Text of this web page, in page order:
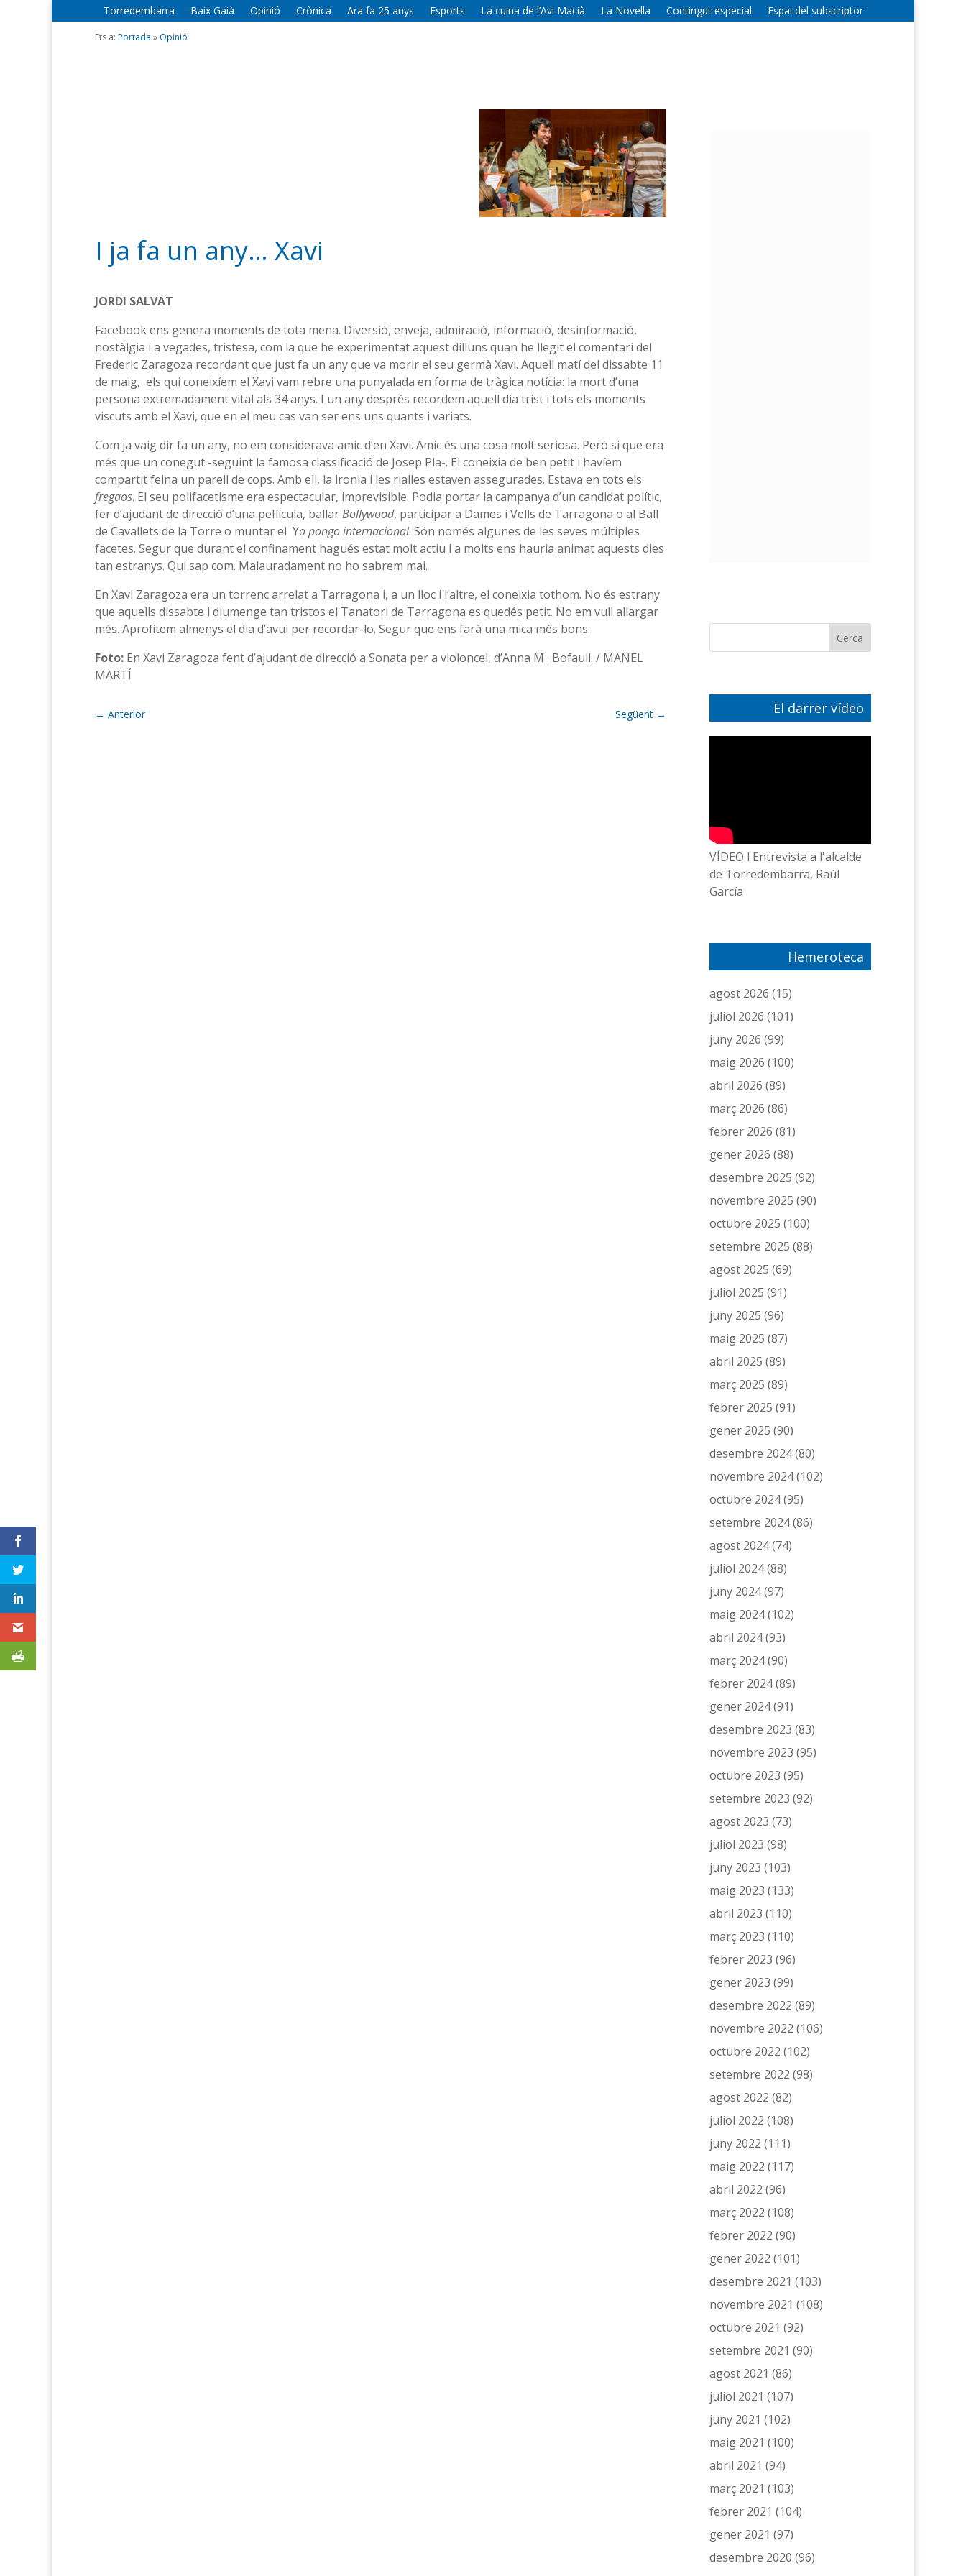
Torredembarra Baix Gaià Opinió Crònica Ara fa 25 anys Esports La cuina de l’Avi Macià La Novel·la Contingut especial Espai del subscriptor
Ets a: Portada » Opinió
I ja fa un any… Xavi
JORDI SALVAT
Facebook ens genera moments de tota mena. Diversió, enveja, admiració, informació, desinformació,
nostàlgia i a vegades, tristesa, com la que he experimentat aquest dilluns quan he llegit el comentari del
Frederic Zaragoza recordant que just fa un any que va morir el seu germà Xavi. Aquell matí del dissabte 11
de maig, els qui coneixíem el Xavi vam rebre una punyalada en forma de tràgica notícia: la mort d’una
persona extremadament vital als 34 anys. I un any després recordem aquell dia trist i tots els moments
viscuts amb el Xavi, que en el meu cas van ser ens uns quants i variats.
Com ja vaig dir fa un any, no em considerava amic d’en Xavi. Amic és una cosa molt seriosa. Però si que era
més que un conegut -seguint la famosa classificació de Josep Pla-. El coneixia de ben petit i havíem
compartit feina un parell de cops. Amb ell, la ironia i les rialles estaven assegurades. Estava en tots els
fregaos. El seu polifacetisme era espectacular, imprevisible. Podia portar la campanya d’un candidat polític,
fer d’ajudant de direcció d’una pel·lícula, ballarBollywood, participar a Dames i Vells de Tarragona o al Ball
de Cavallets de la Torre o muntar el Yo pongo internacional. Són només algunes de les seves múltiples
facetes. Segur que durant el confinament hagués estat molt actiu i a molts ens hauria animat aquests dies
tan estranys. Qui sap com. Malauradament no ho sabrem mai.
En Xavi Zaragoza era un torrenc arrelat a Tarragona i, a un lloc i l’altre, el coneixia tothom. No és estrany
que aquells dissabte i diumenge tan tristos el Tanatori de Tarragona es quedés petit. No em vull allargar
més. Aprofitem almenys el dia d’avui per recordar-lo. Segur que ens farà una mica més bons.
Foto: En Xavi Zaragoza fent d’ajudant de direcció a Sonata per a violoncel, d’Anna M . Bofaull. / MANEL
MARTÍ
← Anterior Següent → El darrer vídeo
VÍDEO l Entrevista a l'alcalde
de Torredembarra, Raúl
García
Hemeroteca
agost 2026 (15)
juliol 2026 (101)
juny 2026 (99)
maig 2026 (100)
abril 2026 (89)
març 2026 (86)
febrer 2026 (81)
gener 2026 (88)
desembre 2025 (92)
novembre 2025 (90)
octubre 2025 (100)
setembre 2025 (88)
agost 2025 (69)
juliol 2025 (91)
juny 2025 (96)
maig 2025 (87)
abril 2025 (89)
març 2025 (89)
febrer 2025 (91)
gener 2025 (90)
desembre 2024(80)
novembre 2024(102)
octubre 2024(95)
setembre 2024(86)
agost 2024(74)
juliol 2024(88)
juny 2024(97)
maig 2024(102)
abril 2024(93)
març 2024(90)
febrer 2024(89)
gener 2024(91)
desembre 2023 (83)
novembre 2023 (95)
octubre 2023 (95)
setembre 2023 (92)
agost 2023 (73)
juliol 2023 (98)
juny 2023 (103)
maig 2023 (133)
abril 2023 (110)
març 2023 (110)
febrer 2023 (96)
gener 2023 (99)
desembre 2022 (89)
novembre 2022 (106)
octubre 2022 (102)
setembre 2022 (98)
agost 2022 (82)
juliol 2022 (108)
juny 2022 (111)
maig 2022 (117)
abril 2022 (96)
març 2022 (108)
febrer 2022 (90)
gener 2022 (101)
desembre 2021 (103)
novembre 2021 (108)
octubre 2021 (92)
setembre 2021 (90)
agost 2021 (86)
juliol 2021 (107)
juny 2021 (102)
maig 2021 (100)
abril 2021 (94)
març 2021 (103)
febrer 2021 (104)
gener 2021 (97)
desembre 2020 (96)